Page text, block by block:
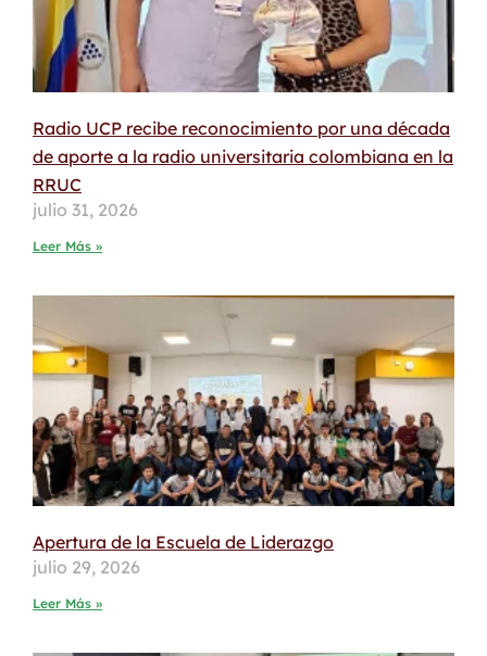
Radio UCP recibe reconocimiento por una década
de aporte a la radio universitaria colombiana en la
RRUC
julio 31, 2026
Leer Más »
Apertura de la Escuela de Liderazgo
julio 29, 2026
Leer Más »